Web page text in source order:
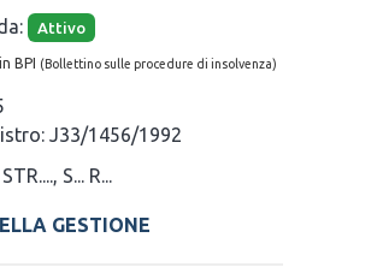
Attivo
BPI (Bollettino sulle procedure di insolvenza)
J33/1456/1992
STR...., S... R...
GESTIONE